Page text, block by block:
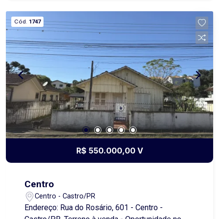
garagem para dois carros. Está procurando um
lugar para morar com qualidade de vida, sossego
e ao mesmo tempo bem conectado com á
cidade? Venha fazer uma visita nesse imóvel.
Cód. 1747
R$ 550.000,00 V
Centro
Centro - Castro/PR
Endereço: Rua do Rosário, 601 - Centro -